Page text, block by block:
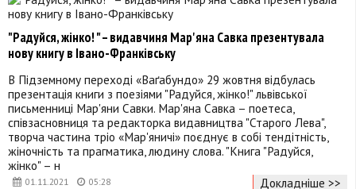
01.11.2021 05:28
"Радуйся, жінко! " – видавчиня Мар'яна Савка презентувала
нову книгу в Івано-Франківську
В Підземному переході «Ваґабундо» 29 жовтня відбулась
презентація книги з поезіями "Радуйся, жінко!" львівської
письменниці Мар'яни Савки. Мар'яна Савка – поетеса,
співзасновниця та редакторка видавництва "Старого Лева",
творча частина тріо «Мар'яничі» поєднує в собі тендітність,
жіночність та прагматика, людину слова. "Книга "Радуйся,
жінко" – н
Докладніше >>